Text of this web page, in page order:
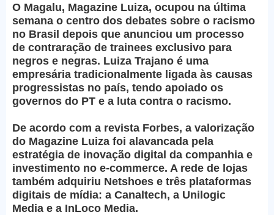
O Magalu, Magazine Luiza, ocupou na última
semana o centro dos debates sobre o racismo
no Brasil depois que anunciou um processo
de contraração de trainees exclusivo para
negros e negras. Luiza Trajano é uma
empresária tradicionalmente ligada às causas
progressistas no país, tendo apoiado os
governos do PT e a luta contra o racismo.
De acordo com a revista Forbes, a valorização
do Magazine Luiza foi alavancada pela
estratégia de inovação digital da companhia e
investimento no e-commerce. A rede de lojas
também adquiriu Netshoes e três plataformas
digitais de mídia: a Canaltech, a Unilogic
Media e a InLoco Media.